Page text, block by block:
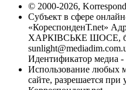
© 2000-2026,
Субъект в сфере
«КореспонденТ.net»
ХАРКІВСЬКЕ ШОСЕ,
Идентификатор медиа -
Использование любых
сайте, разрешается